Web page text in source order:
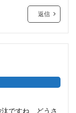
返信
ですね、どうさ